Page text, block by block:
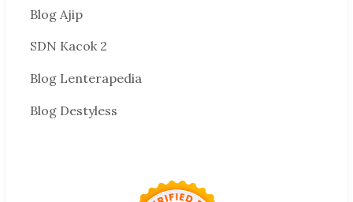
Blog Ajip
SDN Kacok 2
Blog Lenterapedia
Blog Destyless